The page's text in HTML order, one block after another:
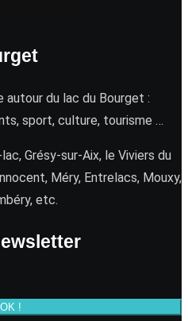
autour du lac du Bourget :
sport, culture, tourisme …
Grésy-sur-Aix, le Viviers du
Méry, Entrelacs, Mouxy,
etc.
OK !